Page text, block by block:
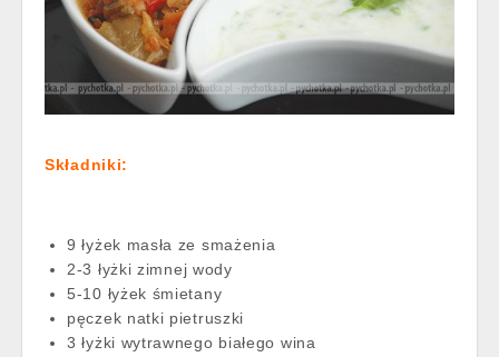
Składniki:
9 łyżek masła ze smażenia
2-3 łyżki zimnej wody
5-10 łyżek śmietany
pęczek natki pietruszki
3 łyżki wytrawnego białego wina